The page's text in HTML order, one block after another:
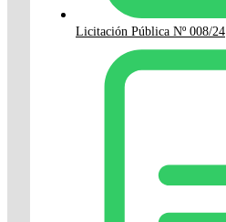
Licitación Pública Nº 008/24